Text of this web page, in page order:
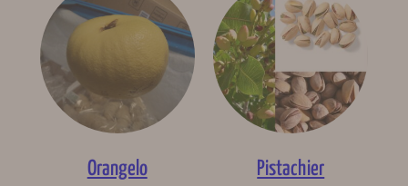
Orangelo Pistachier